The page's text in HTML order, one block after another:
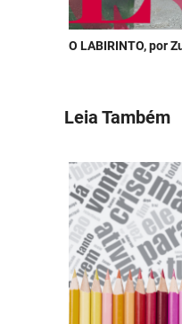
O LABIRINTO, por
Leia Também